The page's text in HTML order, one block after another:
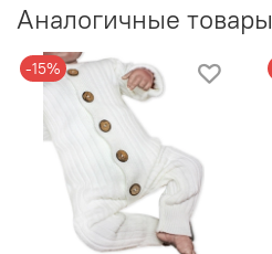
Аналогичные товары
-15%